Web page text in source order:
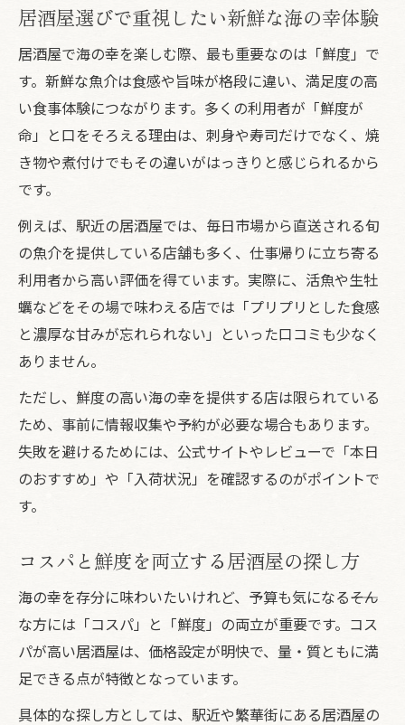
季節の海の幸を刺身で楽しむ居酒屋体験
鮮度が自慢の居酒屋で味わう刺身の魅力
鮮度とコスパで選ぶ海の幸の楽しみ方
居酒屋の海の幸は鮮度と価格のバランスで
コスパ重視派におすすめの居酒屋活用術
居酒屋で見極める海の幸の美味しさと費用
コスパを感じる海の幸メニューの選び方
居酒屋ならではの海鮮メニュー充実度を比較
居酒屋で楽しむ多彩な海の幸メニュー紹介
海鮮メニューが充実した居酒屋の見極め方
定番から創作まで居酒屋海鮮メニュー比較
居酒屋で味わえる海の幸メニューの特徴
迷わない海の幸居酒屋へのアプローチ法
居酒屋探しは海の幸とアクセスの両立で
居酒屋の海の幸は写真やレビューも参考に
迷わず選ぶための居酒屋チェックポイント
満足度重視で味わう居酒屋の海鮮体験
居酒屋の海の幸は満足度を左右する要素
居酒屋選びで重視したい新鮮な海の幸体験
居酒屋で海の幸を楽しむ際、最も重要なのは「鮮度」で
す。新鮮な魚介は食感や旨味が格段に違い、満足度の高
い食事体験につながります。多くの利用者が「鮮度が
命」と口をそろえる理由は、刺身や寿司だけでなく、焼
き物や煮付けでもその違いがはっきりと感じられるから
です。
例えば、駅近の居酒屋では、毎日市場から直送される旬
の魚介を提供している店舗も多く、仕事帰りに立ち寄る
利用者から高い評価を得ています。実際に、活魚や生牡
蠣などをその場で味わえる店では「プリプリとした食感
と濃厚な甘みが忘れられない」といった口コミも少なく
ありません。
ただし、鮮度の高い海の幸を提供する店は限られている
ため、事前に情報収集や予約が必要な場合もあります。
失敗を避けるためには、公式サイトやレビューで「本日
のおすすめ」や「入荷状況」を確認するのがポイントで
す。
コスパと鮮度を両立する居酒屋の探し方
海の幸を存分に味わいたいけれど、予算も気になる――そん
な方には「コスパ」と「鮮度」の両立が重要です。コス
パが高い居酒屋は、価格設定が明快で、量・質ともに満
足できる点が特徴となっています。
具体的な探し方としては、駅近や繁華街にある居酒屋の